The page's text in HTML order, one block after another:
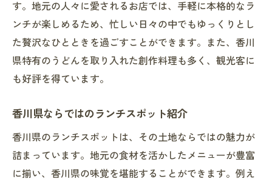
す。地元の人々に愛されるお店では、手軽に本格的なラ
ンチが楽しめるため、忙しい日々の中でもゆっくりとし
た贅沢なひとときを過ごすことができます。また、香川
県特有のうどんを取り入れた創作料理も多く、観光客に
も好評を得ています。
香川県ならではのランチスポット紹介
香川県のランチスポットは、その土地ならではの魅力が
詰まっています。地元の食材を活かしたメニューが豊富
に揃い、香川県の味覚を堪能することができます。例え